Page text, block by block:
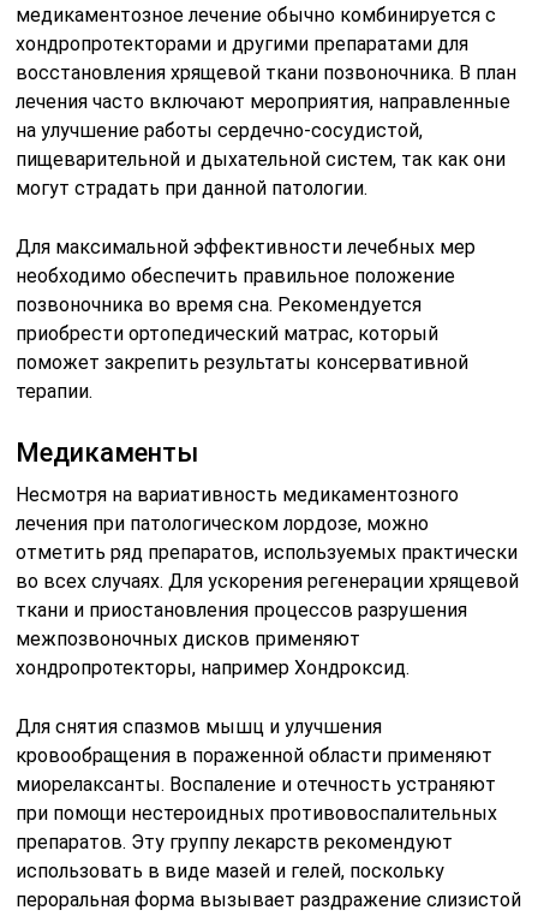
медикаментозное лечение обычно комбинируется с
хондропротекторами и другими препаратами для
восстановления хрящевой ткани позвоночника. В план
лечения часто включают мероприятия, направленные
на улучшение работы сердечно-сосудистой,
пищеварительной и дыхательной систем, так как они
могут страдать при данной патологии.
Для максимальной эффективности лечебных мер
необходимо обеспечить правильное положение
позвоночника во время сна. Рекомендуется
приобрести ортопедический матрас, который
поможет закрепить результаты консервативной
терапии.
Медикаменты
Несмотря на вариативность медикаментозного
лечения при патологическом лордозе, можно
отметить ряд препаратов, используемых практически
во всех случаях. Для ускорения регенерации хрящевой
ткани и приостановления процессов разрушения
межпозвоночных дисков применяют
хондропротекторы, например Хондроксид.
Для снятия спазмов мышц и улучшения
кровообращения в пораженной области применяют
миорелаксанты. Воспаление и отечность устраняют
при помощи нестероидных противовоспалительных
препаратов. Эту группу лекарств рекомендуют
использовать в виде мазей и гелей, поскольку
пероральная форма вызывает раздражение слизистой